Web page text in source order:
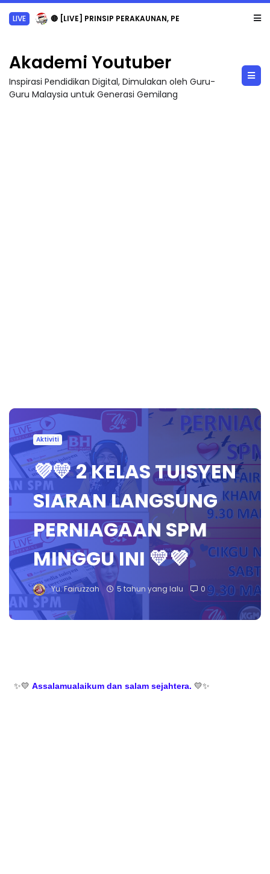
LIVE 🔴 [LIVE] PRINSIP PERAKAUNAN, PECUT SKOR SOALAN 1 TRIAL OLEH CIKGU WAN...
Akademi Youtuber
Inspirasi Pendidikan Digital, Dimulakan oleh Guru-
Guru Malaysia untuk Generasi Gemilang
Aktiviti
💜💛 2 KELAS TUISYEN
SIARAN LANGSUNG
PERNIAGAAN SPM
MINGGU INI 💛💜
Yu. Fairuzzah 5 tahun yang lalu 0
✨💛 Assalamualaikum dan salam sejahtera. 💛✨